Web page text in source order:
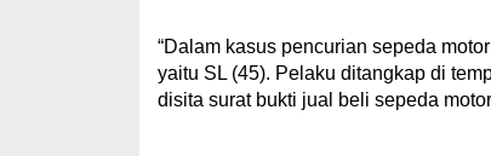
“Dalam kasus pencurian sepeda
yaitu SL (45). Pelaku ditangkap di
disita surat bukti jual beli sepeda